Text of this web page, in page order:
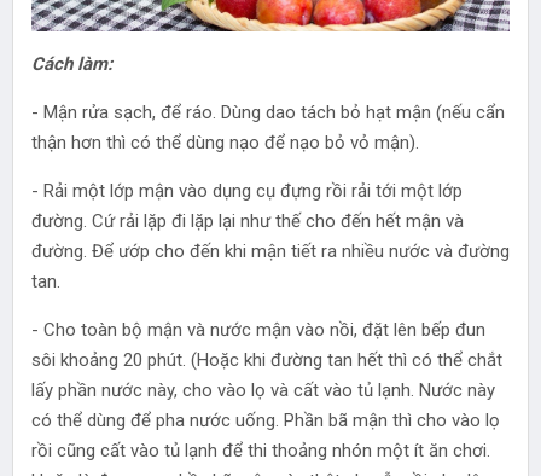
Cách làm:
- Mận rửa sạch, để ráo. Dùng dao tách bỏ hạt mận (nếu cẩn
thận hơn thì có thể dùng nạo để nạo bỏ vỏ mận).
- Rải một lớp mận vào dụng cụ đựng rồi rải tới một lớp
đường. Cứ rải lặp đi lặp lại như thế cho đến hết mận và
đường. Để ướp cho đến khi mận tiết ra nhiều nước và đường
tan.
- Cho toàn bộ mận và nước mận vào nồi, đặt lên bếp đun
sôi khoảng 20 phút. (Hoặc khi đường tan hết thì có thể chắt
lấy phần nước này, cho vào lọ và cất vào tủ lạnh. Nước này
có thể dùng để pha nước uống. Phần bã mận thì cho vào lọ
rồi cũng cất vào tủ lạnh để thi thoảng nhón một ít ăn chơi.